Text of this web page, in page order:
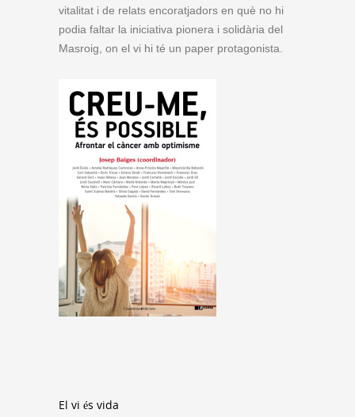
vitalitat i de relats encoratjadors en què no hi
podia faltar la iniciativa pionera i solidària del
Masroig, on el vi hi té un paper protagonista.
El vi és vida